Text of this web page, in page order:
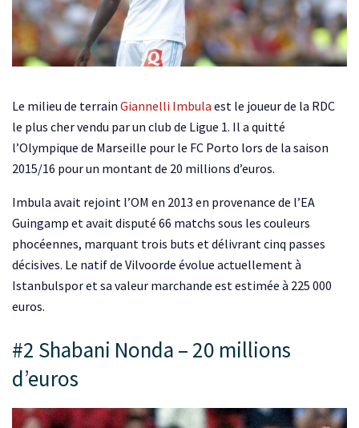
Le milieu de terrain Giannelli Imbula est le joueur de la RDC
le plus cher vendu par un club de Ligue 1. Il a quitté
l’Olympique de Marseille pour le FC Porto lors de la saison
2015/16 pour un montant de 20 millions d’euros.
Imbula avait rejoint l’OM en 2013 en provenance de l’EA
Guingamp et avait disputé 66 matchs sous les couleurs
phocéennes, marquant trois buts et délivrant cinq passes
décisives. Le natif de Vilvoorde évolue actuellement à
Istanbulspor et sa valeur marchande est estimée à 225 000
euros.
#2 Shabani Nonda – 20 millions
d’euros